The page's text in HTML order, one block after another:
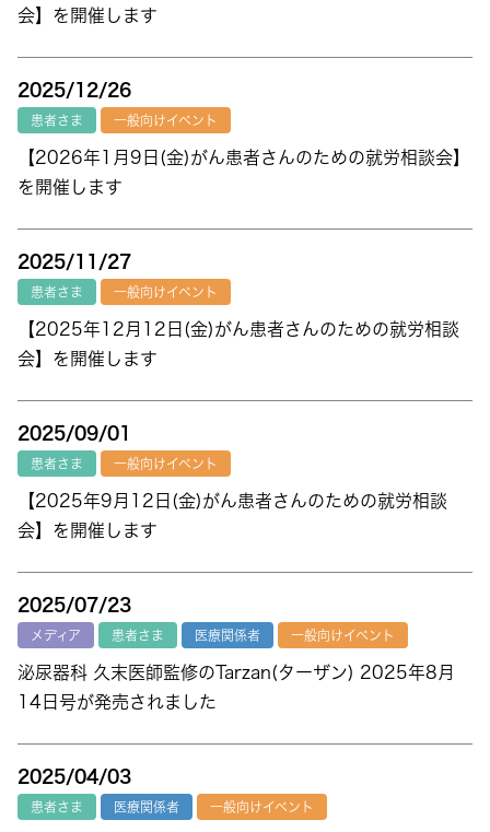
会】を開催します
2025/12/26
患者さま 一般向けイベント
【2026年1月9日(金)がん患者さんのための就労相談会】
を開催します
2025/11/27
患者さま 一般向けイベント
【2025年12月12日(金)がん患者さんのための就労相談
会】を開催します
2025/09/01
患者さま 一般向けイベント
【2025年9月12日(金)がん患者さんのための就労相談
会】を開催します
2025/07/23
メディア 患者さま 医療関係者 一般向けイベント
泌尿器科 久末医師監修のTarzan(ターザン) 2025年8月
14日号が発売されました
2025/04/03
患者さま 医療関係者 一般向けイベント